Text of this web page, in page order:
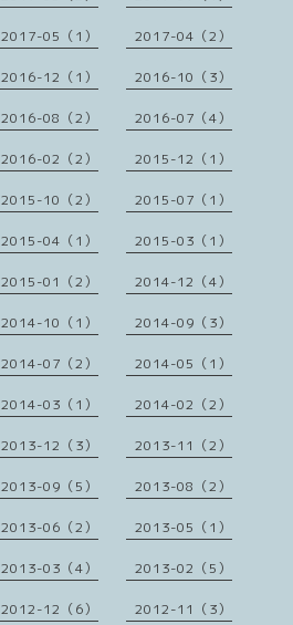
2017-05（1） 2017-04（2）
2016-12（1） 2016-10（3）
2016-08（2） 2016-07（4）
2016-02（2） 2015-12（1）
2015-10（2） 2015-07（1）
2015-04（1） 2015-03（1）
2015-01（2） 2014-12（4）
2014-10（1） 2014-09（3）
2014-07（2） 2014-05（1）
2014-03（1） 2014-02（2）
2013-12（3） 2013-11（2）
2013-09（5） 2013-08（2）
2013-06（2） 2013-05（1）
2013-03（4） 2013-02（5）
2012-12（6） 2012-11（3）